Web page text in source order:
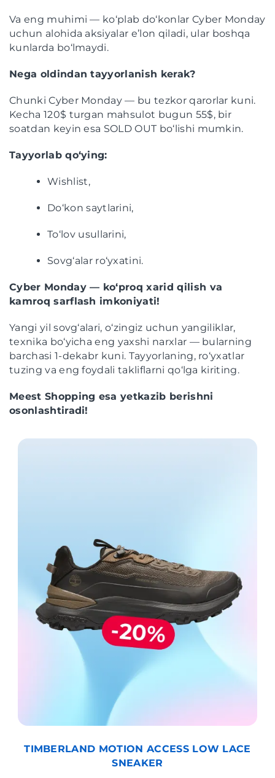
Va eng muhimi — ko‘plab do‘konlar Cyber Monday
uchun alohida aksiyalar e’lon qiladi, ular boshqa
kunlarda bo‘lmaydi.
Nega oldindan tayyorlanish kerak?
Chunki Cyber Monday — bu tezkor qarorlar kuni.
Kecha 120$ turgan mahsulot bugun 55$, bir
soatdan keyin esa SOLD OUT bo‘lishi mumkin.
Tayyorlab qo‘ying:
Wishlist,
Do‘kon saytlarini,
To‘lov usullarini,
Sovg‘alar ro‘yxatini.
Cyber Monday — ko‘proq xarid qilish va
kamroq sarflash imkoniyati!
Yangi yil sovg‘alari, o‘zingiz uchun yangiliklar,
texnika bo‘yicha eng yaxshi narxlar — bularning
barchasi 1-dekabr kuni. Tayyorlaning, ro‘yxatlar
tuzing va eng foydali takliflarni qo‘lga kiriting.
Meest Shopping esa yetkazib berishni
osonlashtiradi!
TIMBERLAND MOTION ACCESS LOW LACE
SNEAKER